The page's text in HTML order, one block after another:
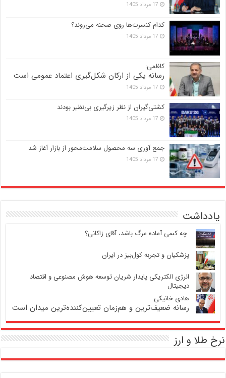
17 مرداد 1405
کدام کنسرت‌ها روی صحنه می‌روند؟
17 مرداد 1405
کاظمی:
رسانه یکی از ارکان شکل‌گیری اعتماد عمومی است
17 مرداد 1405
کشتی‌گیران از نظر زیرگیری بی‌نظیر بودند
17 مرداد 1405
جمع آوری سه محصول سلامت‌محور از بازار آغاز شد
17 مرداد 1405
یادداشت
‍ چه کسی آماده مرگ باشد، آقای زاکانی؟
پزشکیان و تجربه کول‌بیز در ایران
انرژی الکتریکی پایدار شریان توسعه هوش مصنوعی و اقتصاد
دیجیتال
هادی خانیکی:
رسانه ضعیف‌ترین و هم‌زمان تعیین‌کننده‌ترین میدان است
نرخ طلا و ارز